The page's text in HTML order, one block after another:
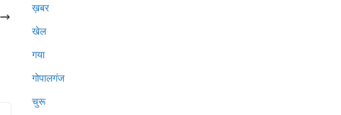
ख़बर
खेल
गया
गोपालगंज
चुरू